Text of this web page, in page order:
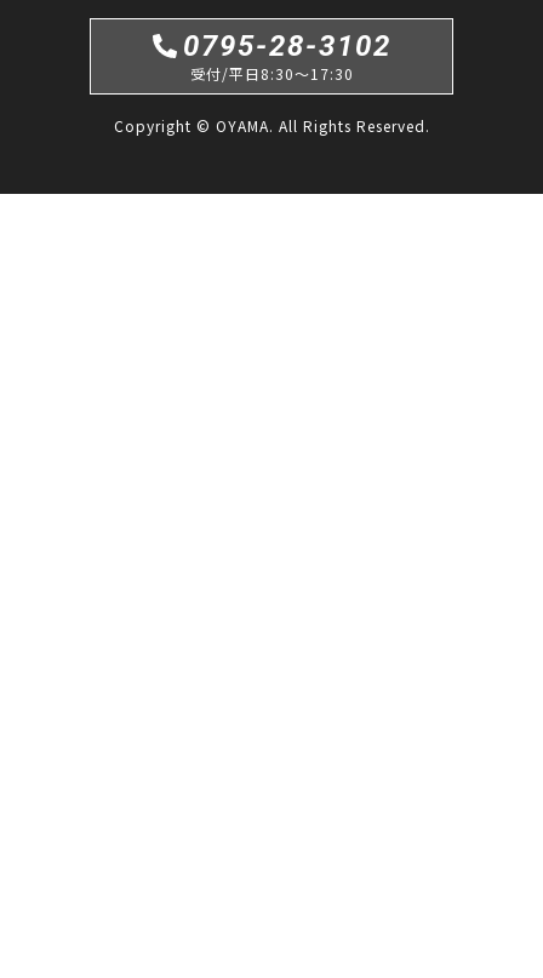
0795-28-3102
受付/平日8:30〜17:30
Copyright © OYAMA. All Rights Reserved.